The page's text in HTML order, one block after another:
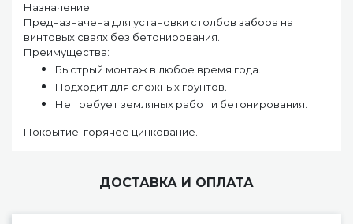
Назначение:
Предназначена для установки столбов забора на
винтовых сваях без бетонирования.
Преимущества:
Быстрый монтаж в любое время года.
Подходит для сложных грунтов.
Не требует земляных работ и бетонирования.
Покрытие: горячее цинкование.
ДОСТАВКА И ОПЛАТА